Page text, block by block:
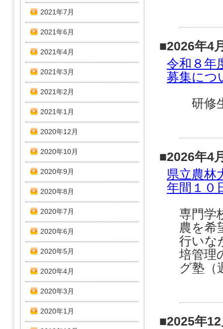
■2026年4
令和８年
募集につ
研修
■2026年4
県立農林
年間１０
専門学
農を希
行いな
培管理
グ塾（
■2025年
2021年7月
2021年6月
2021年4月
2021年3月
2021年2月
2021年1月
2020年12月
2020年10月
2020年9月
2020年8月
2020年7月
2020年6月
2020年5月
2020年4月
2020年3月
2020年1月